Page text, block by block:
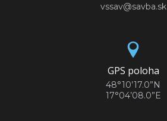
vssav@savba.sk
GPS poloha
48°10’17.0”N
17°04’08.0”E